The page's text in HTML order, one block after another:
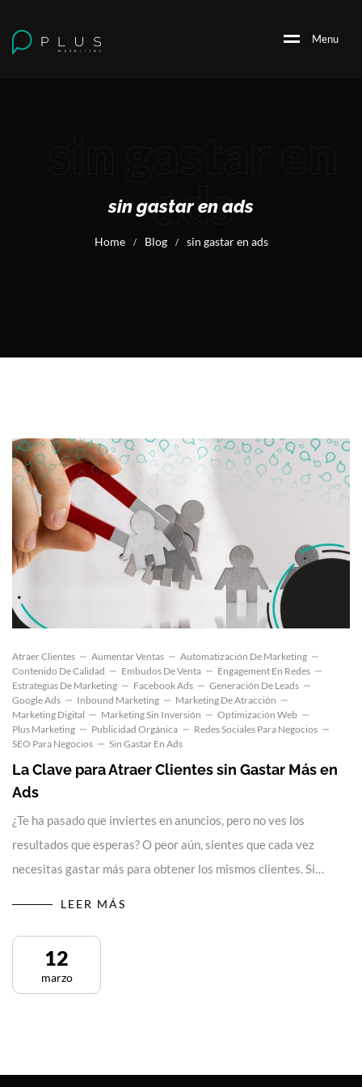
Menu
ads
sin gastar en ads
Home / Blog / sin gastar en ads
Atraer Clientes Aumentar Ventas
Automatización De Marketing
Contenido De Calidad
Embudos De Venta
Engagement En Redes
Estrategias De Marketing
Facebook Ads
Generación De Leads
Google Ads
Inbound Marketing
Marketing De Atracción
Marketing Digital
Marketing Sin Inversión
Optimización Web
Plus Marketing
Publicidad Orgánica
Redes Sociales Para Negocios
SEO Para Negocios
Sin Gastar En Ads
La Clave para Atraer Clientes sin Gastar Más en
Ads
¿Te ha pasado que inviertes en anuncios, pero no ves los
resultados que esperas? O peor aún, sientes que cada vez
necesitas gastar más para obtener los mismos clientes. Si…
LEER MÁS
12
marzo